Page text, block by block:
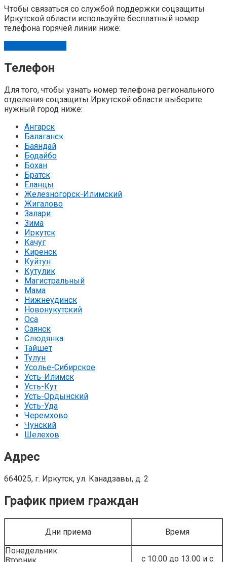
Чтобы связаться со службой поддержки соцзащиты
Иркутской области используйте бесплатный номер
телефона горячей линии ниже:
Телефон
Для того, чтобы узнать номер телефона регионального
отделения соцзащиты Иркутской области выберите
нужный город ниже:
Ангарск
Балаганск
Баяндай
Бодайбо
Бохан
Братск
Еланцы
Железногорск-Илимский
Жигалово
Залари
Зима
Иркутск
Качуг
Киренск
Куйтун
Кутулик
Магистральный
Мама
Нижнеудинск
Новонукутский
Оса
Саянск
Слюдянка
Тайшет
Тулун
Усолье-Сибирское
Усть-Илимск
Усть-Кут
Усть-Ордынский
Усть-Уда
Черемхово
Чунский
Шелехов
Адрес
664025, г. Иркутск, ул. Канадзавы, д. 2
График прием граждан
Дни приема
Время
Понедельник
Вторник
с 10.00 до 13.00 и с